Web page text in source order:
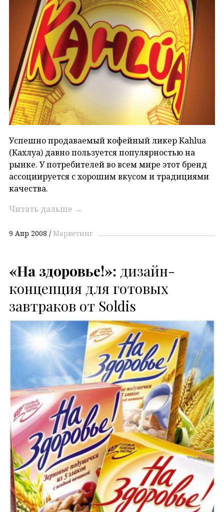
Успешно продаваемый кофейный ликер Kahlua
(Кахлуа) давно пользуется популярностью на
рынке. У потребителей во всем мире этот бренд
ассоциируется с хорошим вкусом и традициями
качества.
Читать дальше →
9 Апр 2008 Маркетинг
«На здоровье!»: дизайн-
концепция для готовых
завтраков от Soldis